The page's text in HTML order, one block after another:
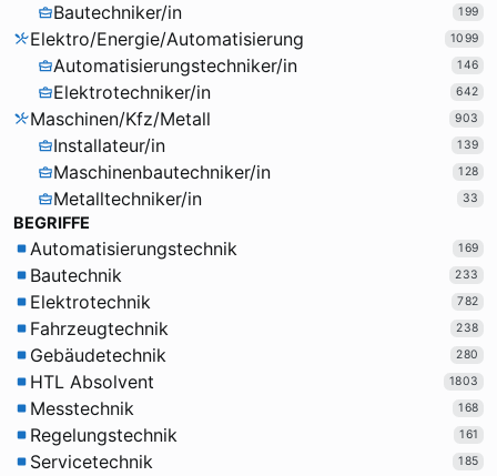
Bautechniker/in 199
Elektro/Energie/Automatisierung 1099
Automatisierungstechniker/in 146
Elektrotechniker/in 642
Maschinen/Kfz/Metall 903
Installateur/in 139
Maschinenbautechniker/in 128
Metalltechniker/in 33
BEGRIFFE
Automatisierungstechnik 169
Bautechnik 233
Elektrotechnik 782
Fahrzeugtechnik 238
Gebäudetechnik 280
HTL Absolvent 1803
Messtechnik 168
Regelungstechnik 161
Servicetechnik 185